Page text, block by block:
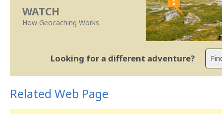
WATCH
How Geocaching Works
Looking for a different adventure?
Related Web Page